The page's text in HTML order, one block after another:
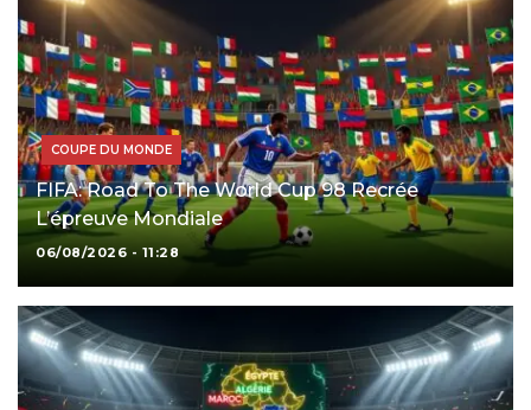
COUPE DU MONDE
FIFA: Road To The World Cup 98 Recrée
L’épreuve Mondiale
06/08/2026 - 11:28